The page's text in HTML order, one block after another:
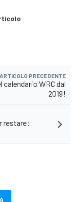
ARTICOLO PRECEDENTE
calendario WRC dal
2019!
restare: